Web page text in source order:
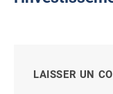
LAISSER UN